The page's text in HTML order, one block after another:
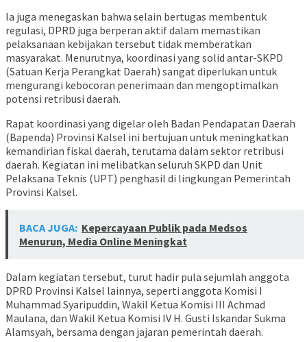
Ia juga menegaskan bahwa selain bertugas membentuk
regulasi, DPRD juga berperan aktif dalam memastikan
pelaksanaan kebijakan tersebut tidak memberatkan
masyarakat. Menurutnya, koordinasi yang solid antar-SKPD
(Satuan Kerja Perangkat Daerah) sangat diperlukan untuk
mengurangi kebocoran penerimaan dan mengoptimalkan
potensi retribusi daerah.
Rapat koordinasi yang digelar oleh Badan Pendapatan Daerah
(Bapenda) Provinsi Kalsel ini bertujuan untuk meningkatkan
kemandirian fiskal daerah, terutama dalam sektor retribusi
daerah. Kegiatan ini melibatkan seluruh SKPD dan Unit
Pelaksana Teknis (UPT) penghasil di lingkungan Pemerintah
Provinsi Kalsel.
BACA JUGA: Kepercayaan Publik pada Medsos
Menurun, Media Online Meningkat
Dalam kegiatan tersebut, turut hadir pula sejumlah anggota
DPRD Provinsi Kalsel lainnya, seperti anggota Komisi I
Muhammad Syaripuddin, Wakil Ketua Komisi III Achmad
Maulana, dan Wakil Ketua Komisi IV H. Gusti Iskandar Sukma
Alamsyah, bersama dengan jajaran pemerintah daerah.